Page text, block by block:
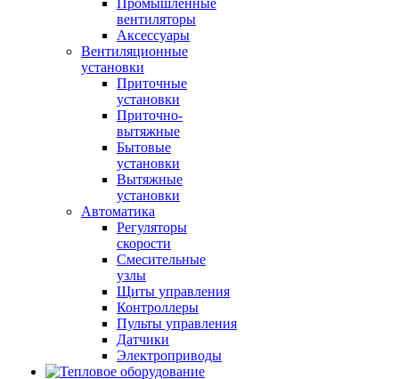
Промышленные
вентиляторы
Аксессуары
Вентиляционные
установки
Приточные
установки
Приточно-
вытяжные
Бытовые
установки
Вытяжные
установки
Автоматика
Регуляторы
скорости
Смесительные
узлы
Щиты управления
Контроллеры
Пульты управления
Датчики
Электроприводы